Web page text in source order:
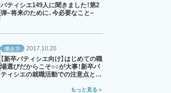
パティシエ149人に聞きました！第2
弾~将来のために、今必要なこと~
働き方 2017.10.20
【新卒パティシエ向け】はじめての職
場選びだからこそ○○が大事！新卒パ
ティシエの就職活動での注意点と
もっと見る